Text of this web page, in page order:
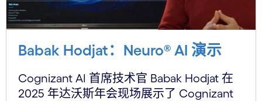
Babak Hodjat：Neuro® AI 演示
Cognizant AI 首席技术官 Babak Hodjat 在
2025 年达沃斯年会现场展示了 Cognizant